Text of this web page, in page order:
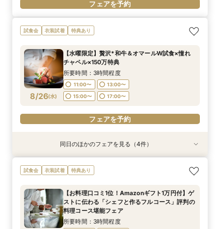
フェアを予約
試食会 衣装試着 特典あり
8/26(水)
【水曜限定】贅沢*和牛＆オマールW試食×憧れ
チャペル×150万特典
所要時間：3時間程度
11:00〜
13:00〜
15:00〜
17:00〜
フェアを予約
衣装試着 特典あり
8/26(水)
【初めての見学に】結婚式のダンドリまるわかり
～ビギナーズフェア～《無料試食》×《Amazon
所要時間：3時間程度
11:00〜
13:00〜
15:00〜
17:00〜
衣装試着 特典あり
8/26(水)
【何も決まってなくてもOK】まずはフェアに参
加してみよう！感動挙式体験×邸宅ウエディング
付き
所要時間：3時間程度
11:00〜
13:00〜
15:00〜
17:00〜
衣装試着 特典あり
8/26(水)
【6名～OK◎話題の少人数結婚式】オリジナリ
ティ×安心相談会×お得プラン《無料試食》
所要時間：3時間程度
11:00〜
13:00〜
15:00〜
17:00〜
衣装試着 特典あり
8/26(水)
【マタニティ&パパママ婚限定プラン＆特典有
り】憧れ大聖堂＆緑溢れるガーデンW体験＆贅沢
所要時間：3時間程度
11:00〜
13:00〜
15:00〜
17:00〜
同日のほかのフェアを見る（4件）
試食会 衣装試着 特典あり
【お料理口コミ1位！Amazonギフト1万円付】ゲ
ストに伝わる「シェフと作るフルコース」評判の
料理コース堪能フェア
所要時間：3時間程度